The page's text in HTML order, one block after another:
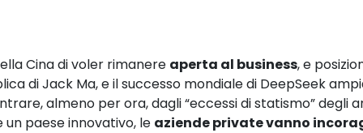
Cina di voler rimanere aperta al business, e
di Jack Ma, e il successo mondiale di DeepSeek
almeno per ora, dagli “eccessi di statismo” degli
paese innovativo, le aziende private vanno